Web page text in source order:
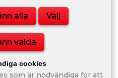
alla Välj
valda
cookies
som är nödvändiga för att